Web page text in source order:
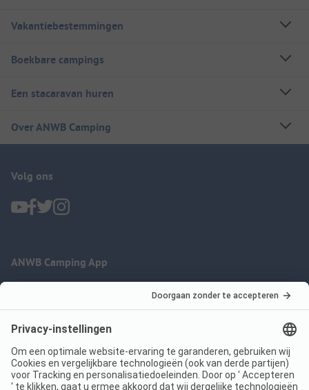
Vakantiebestemmingen
Boekbare campings
Een stacaravan huren
Over ANWB Camping
Volg ons
ANWB Camping App
Imprint
Voorwaarden